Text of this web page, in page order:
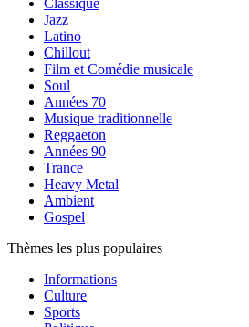
Classique
Jazz
Latino
Chillout
Film et Comédie musicale
Soul
Années 70
Musique traditionnelle
Reggaeton
Années 90
Trance
Heavy Metal
Ambient
Gospel
Thèmes les plus populaires
Informations
Culture
Sports